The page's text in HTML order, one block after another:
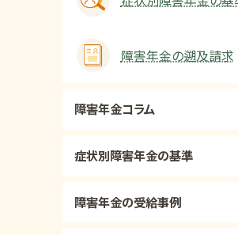
障害年金の遡及請求
障害年金コラム
症状別障害年金の基準
障害年金の受給事例